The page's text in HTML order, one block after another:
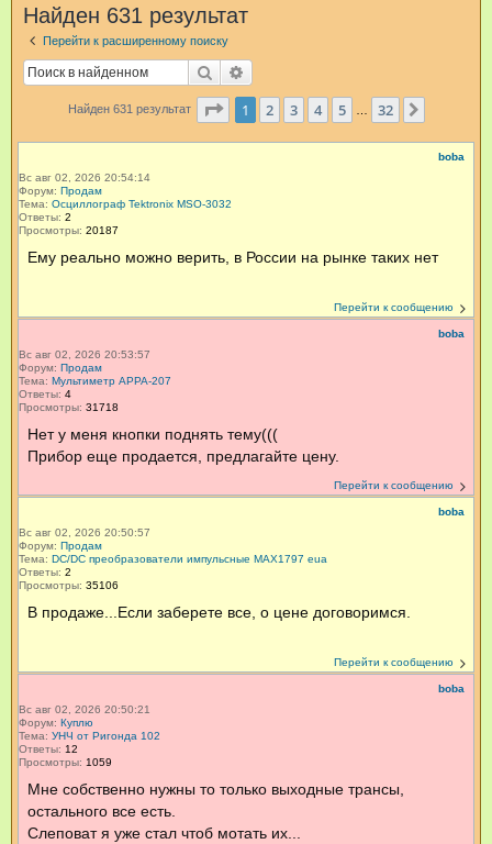
Найден 631 результат
Перейти к расширенному поиску
Поиск
Найден 631 результат Страница из 32
1 2 3 4 5 32
boba
Вс авг 02, 2026 20:54:14
Форум: Продам
Тема: Осциллограф Tektronix MSO-3032
Ответы: 2
Просмотры: 20187
Ему реально можно верить, в России на рынке таких нет
Перейти к сообщению
boba
Вс авг 02, 2026 20:53:57
Форум: Продам
Тема: Мультиметр APPA-207
Ответы: 4
Просмотры: 31718
Нет у меня кнопки поднять тему(((
Прибор еще продается, предлагайте цену.
Перейти к сообщению
boba
Вс авг 02, 2026 20:50:57
Форум: Продам
Тема: DC/DC преобразователи импульсные MAX1797 eua
Ответы: 2
Просмотры: 35106
В продаже...Если заберете все, о цене договоримся.
Перейти к сообщению
boba
Вс авг 02, 2026 20:50:21
Форум: Куплю
Тема: УНЧ от Ригонда 102
Ответы: 12
Просмотры: 1059
Мне собственно нужны то только выходные трансы,
остального все есть.
Слеповат я уже стал чтоб мотать их...